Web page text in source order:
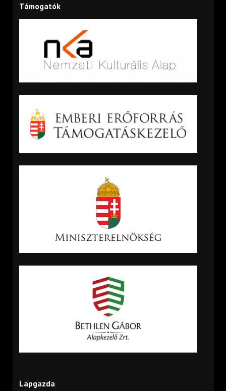
Támogatók
Lapgazda